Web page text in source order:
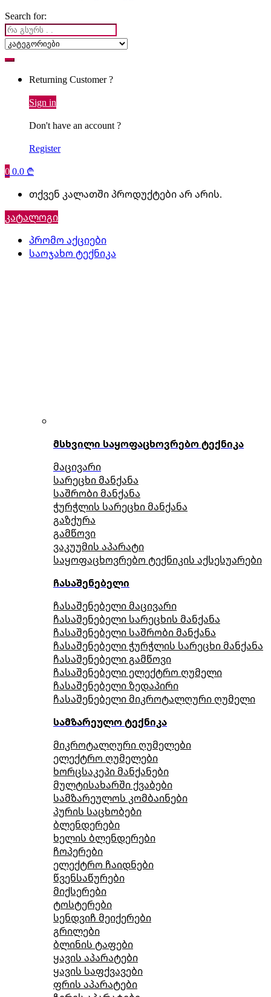
Search for:
Returning Customer ?
Sign in
Don't have an account ?
Register
00.0 ₾
თქვენ კალათში პროდუქტები არ არის.
კატალოგი
პრომო აქციები
საოჯახო ტექნიკა
მსხვილი საყოფაცხოვრებო ტექნიკა
მაცივარი
სარეცხი მანქანა
საშრობი მანქანა
ჭურჭლის სარეცხი მანქანა
გაზქურა
გამწოვი
ვაკუუმის აპარატი
საყოფაცხოვრებო ტექნიკის აქსესუარები
ჩასაშენებელი
ჩასაშენებელი მაცივარი
ჩასაშენებელი სარეცხის მანქანა
ჩასაშენებელი საშრობი მანქანა
ჩასაშენებელი ჭურჭლის სარეცხი მანქანა
ჩასაშენებელი გამწოვი
ჩასაშენებელი ელექტრო ღუმელი
ჩასაშენებელი ზედაპირი
ჩასაშენებელი მიკროტალღური ღუმელი
სამზარეულო ტექნიკა
მიკროტალღური ღუმელები
ელექტრო ღუმელები
ხორცსაკეპი მანქანები
მულტისახარში ქვაბები
სამზარეულოს კომბაინები
პურის საცხობები
ბლენდერები
ხელის ბლენდერები
ჩოპერები
ელექტრო ჩაიდნები
წვენსაწურები
მიქსერები
ტოსტერები
სენდვიჩ მეიქერები
გრილები
ბლინის ტაფები
ყავის აპარატები
ყავის საფქვავები
ფრის აპარატები